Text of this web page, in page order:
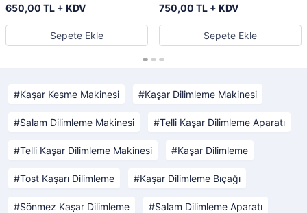
650,00 TL + KDV
Sepete Ekle
750,00 TL + KDV
Sepete Ekle
Kaşar Kesme Makinesi Kaşar Dilimleme Makinesi
Salam Dilimleme Makinesi Telli Kaşar Dilimleme Aparatı
Telli Kaşar Dilimleme Makinesi Kaşar Dilimleme
Tost Kaşarı Dilimleme Kaşar Dilimleme Bıçağı
Sönmez Kaşar Dilimleme Salam Dilimleme Aparatı